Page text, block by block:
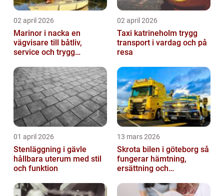
02 april 2026
Marinor i nacka en
vägvisare till båtliv,
service och trygg
02 april 2026
Taxi katrineholm trygg
transport i vardag och på
resa
01 april 2026
Stenläggning i gävle
hållbara uterum med stil
och funktion
13 mars 2026
Skrota bilen i göteborg så
fungerar hämtning,
ersättning och